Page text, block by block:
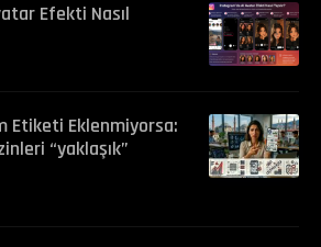
Efekti Nasıl
Etiketi Eklenmiyorsa:
“yaklaşık”